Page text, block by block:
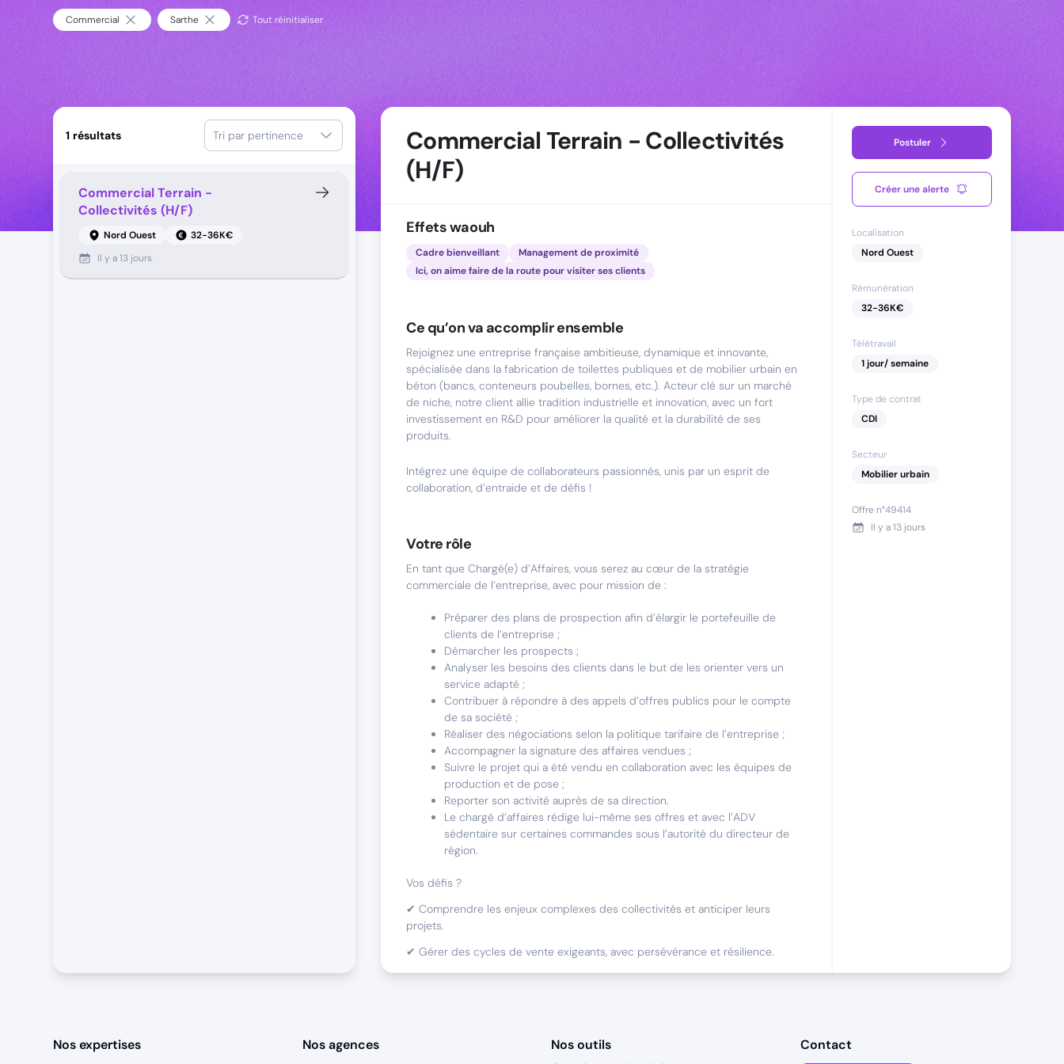
Commercial Sarthe Tout réinitialiser
1 résultats Tri par pertinence
Commercial Terrain -
Collectivités (H/F)
Nord Ouest
32-36K€
Il y a13 jours
Commercial Terrain - Collectivités
(H/F)
Effets waouh
Cadre bienveillant
Management de proximité
Ici, on aime faire de la route pour visiter ses clients
Ce qu’on va accomplir ensemble
Rejoignez une entreprise française ambitieuse, dynamique et innovante,
spécialisée dans la fabrication de toilettes publiques et de mobilier urbain en
béton (bancs, conteneurs poubelles, bornes, etc.). Acteur clé sur un marché
de niche, notre client allie tradition industrielle et innovation, avec un fort
investissement en R&D pour améliorer la qualité et la durabilité de ses
produits.
Intégrez une équipe de collaborateurs passionnés, unis par un esprit de
collaboration, d’entraide et de défis !
Votre rôle
En tant que Chargé(e) d’Affaires, vous serez au cœur de la stratégie
commerciale de l’entreprise, avec pour mission de :
Préparer des plans de prospection afin d’élargir le portefeuille de
clients de l’entreprise ;
Démarcher les prospects ;
Analyser les besoins des clients dans le but de les orienter vers un
service adapté ;
Contribuer à répondre à des appels d’offres publics pour le compte
de sa société ;
Réaliser des négociations selon la politique tarifaire de l’entreprise ;
Accompagner la signature des affaires vendues ;
Suivre le projet qui a été vendu en collaboration avec les équipes de
production et de pose ;
Reporter son activité auprès de sa direction.
Le chargé d’affaires rédige lui-même ses offres et avec l’ADV
sédentaire sur certaines commandes sous l’autorité du directeur de
région.
Vos défis ?
✔ Comprendre les enjeux complexes des collectivités et anticiper leurs
projets.
✔ Gérer des cycles de vente exigeants, avec persévérance et résilience.
✔ Travailler en home-office, tout en restant connecté(e) à une équipe soudée.
Postuler
Créer une alerte
Localisation
Nord Ouest
Rémunération
32-36K€
Télétravail
1 jour/ semaine
Type de contrat
CDI
Secteur
Mobilier urbain
Offre n°49414
Il y a13 jours
Nos expertises
Nos agences
Nos outils
Contact